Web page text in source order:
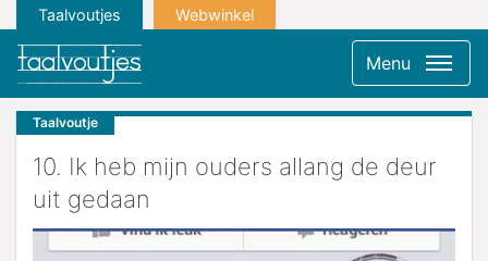
Taalvoutjes Webwinkel
Menu
Taalvoutje
10. Ik heb mijn ouders allang de deur
uit gedaan